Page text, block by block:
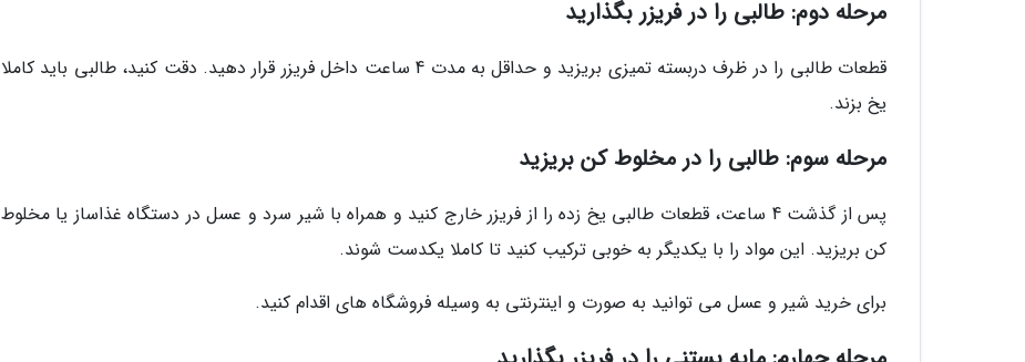
مرحله دوم: طالبی را در فریزر بگذارید
قطعات طالبی را در ظرف دربسته تمیزی بریزید و حداقل به مدت 4 ساعت داخل فریزر قرار دهید. دقت کنید، طالبی باید کاملا
یخ بزند.
مرحله سوم: طالبی را در مخلوط کن بریزید
پس از گذشت 4 ساعت، قطعات طالبی یخ زده را از فریزر خارج کنید و همراه با شیر سرد و عسل در دستگاه غذاساز یا مخلوط
کن بریزید. این مواد را با یکدیگر به خوبی ترکیب کنید تا کاملا یکدست شوند.
برای خرید شیر و عسل می توانید به صورت و اینترنتی به وسیله فروشگاه های اقدام کنید.